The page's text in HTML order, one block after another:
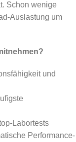
Schon wenige
Auslastung um
und
Labortests
Performance-